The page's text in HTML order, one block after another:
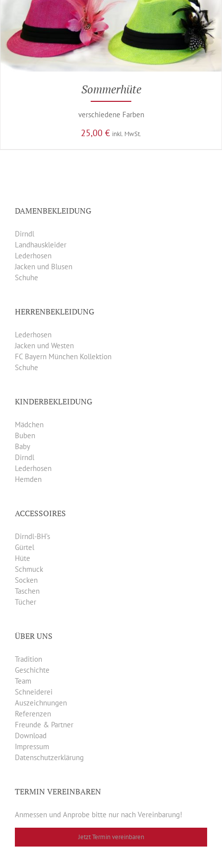
Sommerhüte
verschiedene Farben
25,00 € inkl. MwSt.
DAMENBEKLEIDUNG
Dirndl
Landhauskleider
Lederhosen
Jacken und Blusen
Schuhe
HERRENBEKLEIDUNG
Lederhosen
Jacken und Westen
FC Bayern München Kollektion
Schuhe
KINDERBEKLEIDUNG
Mädchen
Buben
Baby
Dirndl
Lederhosen
Hemden
ACCESSOIRES
Dirndl-BH’s
Gürtel
Hüte
Schmuck
Socken
Taschen
Tücher
ÜBER UNS
Tradition
Geschichte
Team
Schneiderei
Auszeichnungen
Referenzen
Freunde & Partner
Download
Impressum
Datenschutzerklärung
TERMIN VEREINBAREN
Anmessen und Anprobe bitte nur nach Vereinbarung!
Jetzt Termin vereinbaren